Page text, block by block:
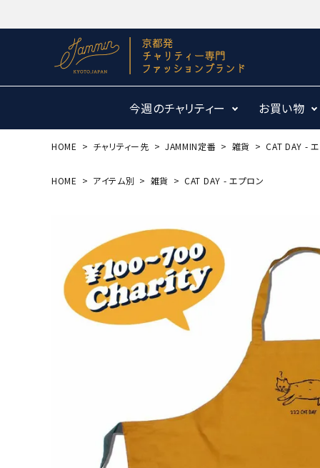
今週のチャリティー お買い物
HOME チャリティー先 JAMMIN定番 雑貨 CAT DAY -
HOME アイテム別 雑貨 CAT DAY - エプロン